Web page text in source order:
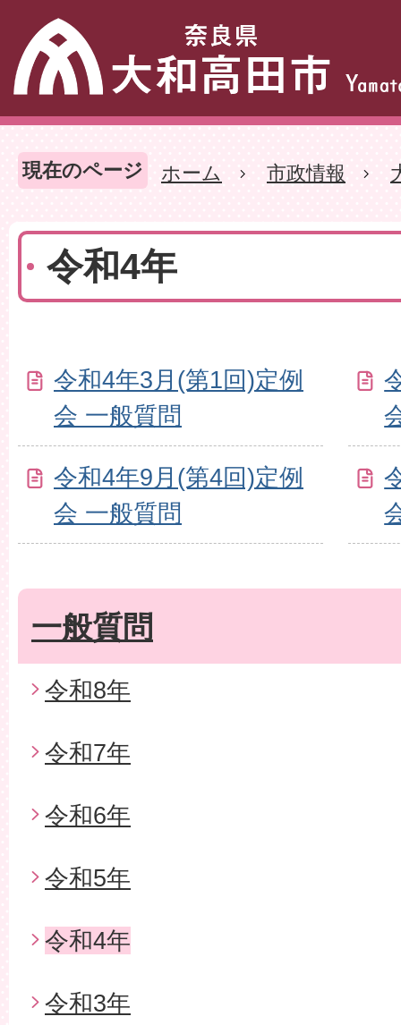
現在のページ ホーム 市政情報
令和4年
令和4年3月(第1回)定例
会 一般質問
令和4年9月(第4回)定例
会 一般質問
一般質問
令和8年
令和7年
令和6年
令和5年
令和4年
令和3年